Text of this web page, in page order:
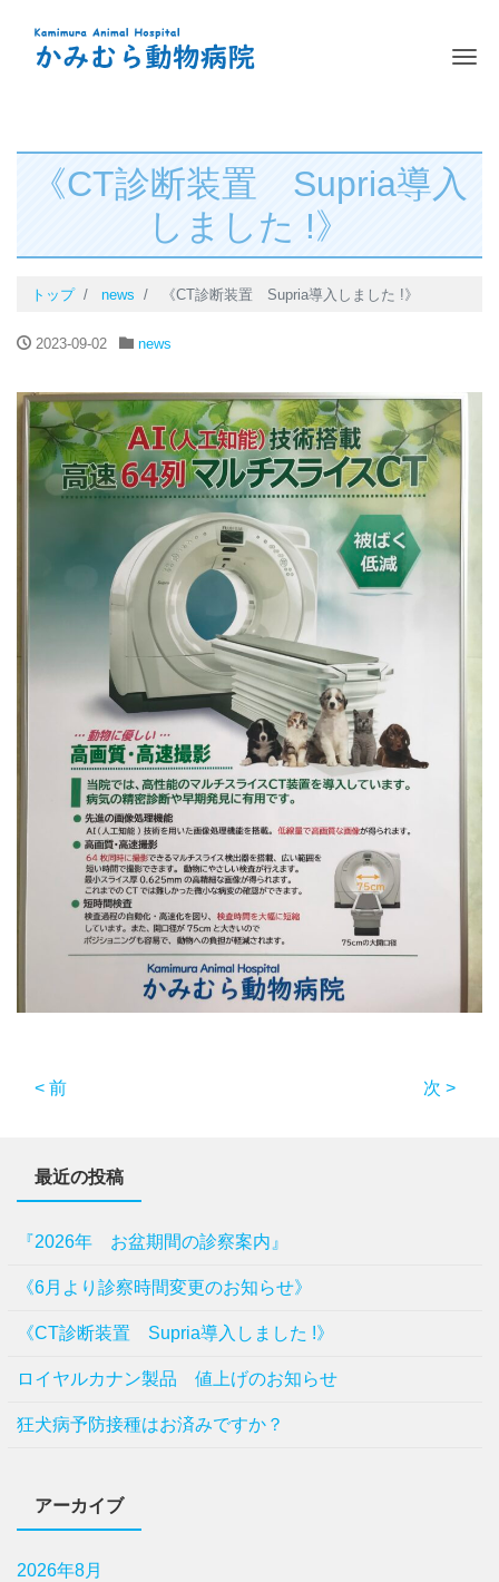
ナ
《CT診断装置 Supria導入
しました !》
トップ news 《CT診断装置 Supria導入しました !》
2023-09-02 news
< 前 次 >
最近の投稿
『2026年 お盆期間の診察案内』
《6月より診察時間変更のお知らせ》
《CT診断装置 Supria導入しました !》
ロイヤルカナン製品 値上げのお知らせ
狂犬病予防接種はお済みですか？
アーカイブ
2026年8月